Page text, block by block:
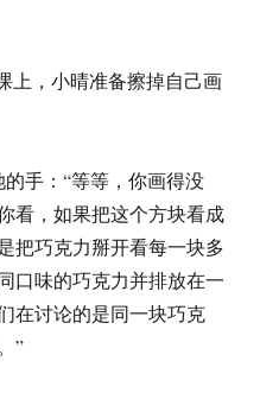
上，小晴准备擦掉自己画
的手：“等等，你画得没
看，如果把这个方块看成
把巧克力掰开看每一块多
口味的巧克力并排放在一
讨论的是同一块巧克
”